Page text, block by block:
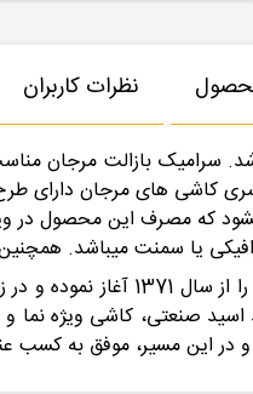
نظرات کاربران
سرامیک بازالت مرجان
کاشی های مرجان دارای
میشود که مصرف این محصول
یا سمنت میباشد.
صنعتی، کاشی ویژه نما و
در این مسیر، موفق به کسب